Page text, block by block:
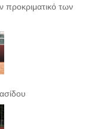
προκριματικό των